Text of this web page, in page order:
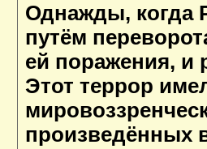
Однажды, когда
путём
ей поражения, и
Этот террор
произведённых